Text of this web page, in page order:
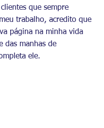
que sempre
trabalho, acredito que
página na minha vida
das manhas de
ele.